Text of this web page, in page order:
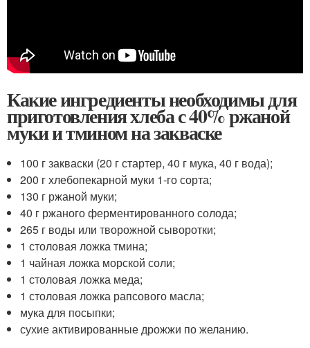
Какие ингредиенты необходимы для
приготовления хлеба с 40% ржаной
муки и тмином на закваске
100 г закваски (20 г стартер, 40 г мука, 40 г вода);
200 г хлебопекарной муки 1-го сорта;
130 г ржаной муки;
40 г ржаного ферментированного солода;
265 г воды или творожной сыворотки;
1 столовая ложка тмина;
1 чайная ложка морской соли;
1 столовая ложка меда;
1 столовая ложка рапсового масла;
мука для посыпки;
сухие активированные дрожжи по желанию.